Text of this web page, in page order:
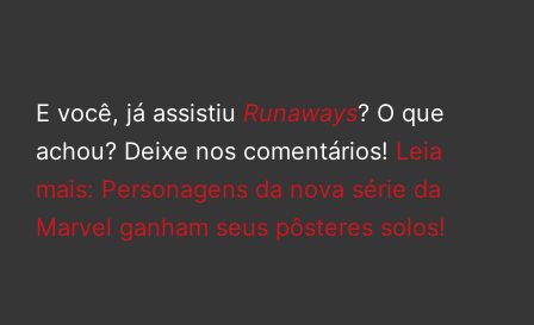
E você, já assistiu Runaways? O que
achou? Deixe nos comentários! Leia
mais: Personagens da nova série da
Marvel ganham seus pôsteres solos!